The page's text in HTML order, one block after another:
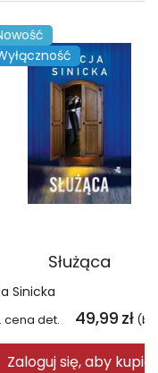
Służąca
Sinicka
cena det. 49,99 zł
Zaloguj się, aby kupić